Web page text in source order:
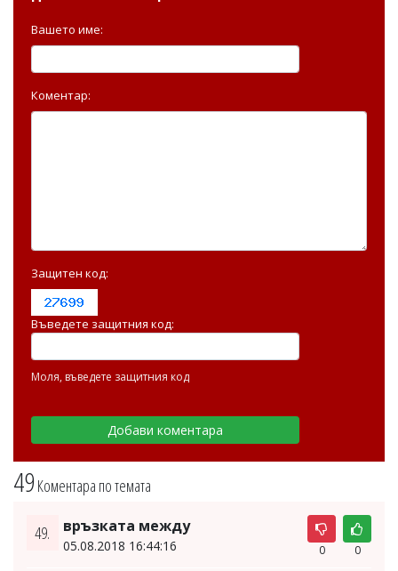
49Коментара по темата
49. връзката между
05.08.2018 16:44:16 0 0
Вашето име:
Коментар:
Защитен код:
Въведете защитния код:
Моля, въведете защитния код